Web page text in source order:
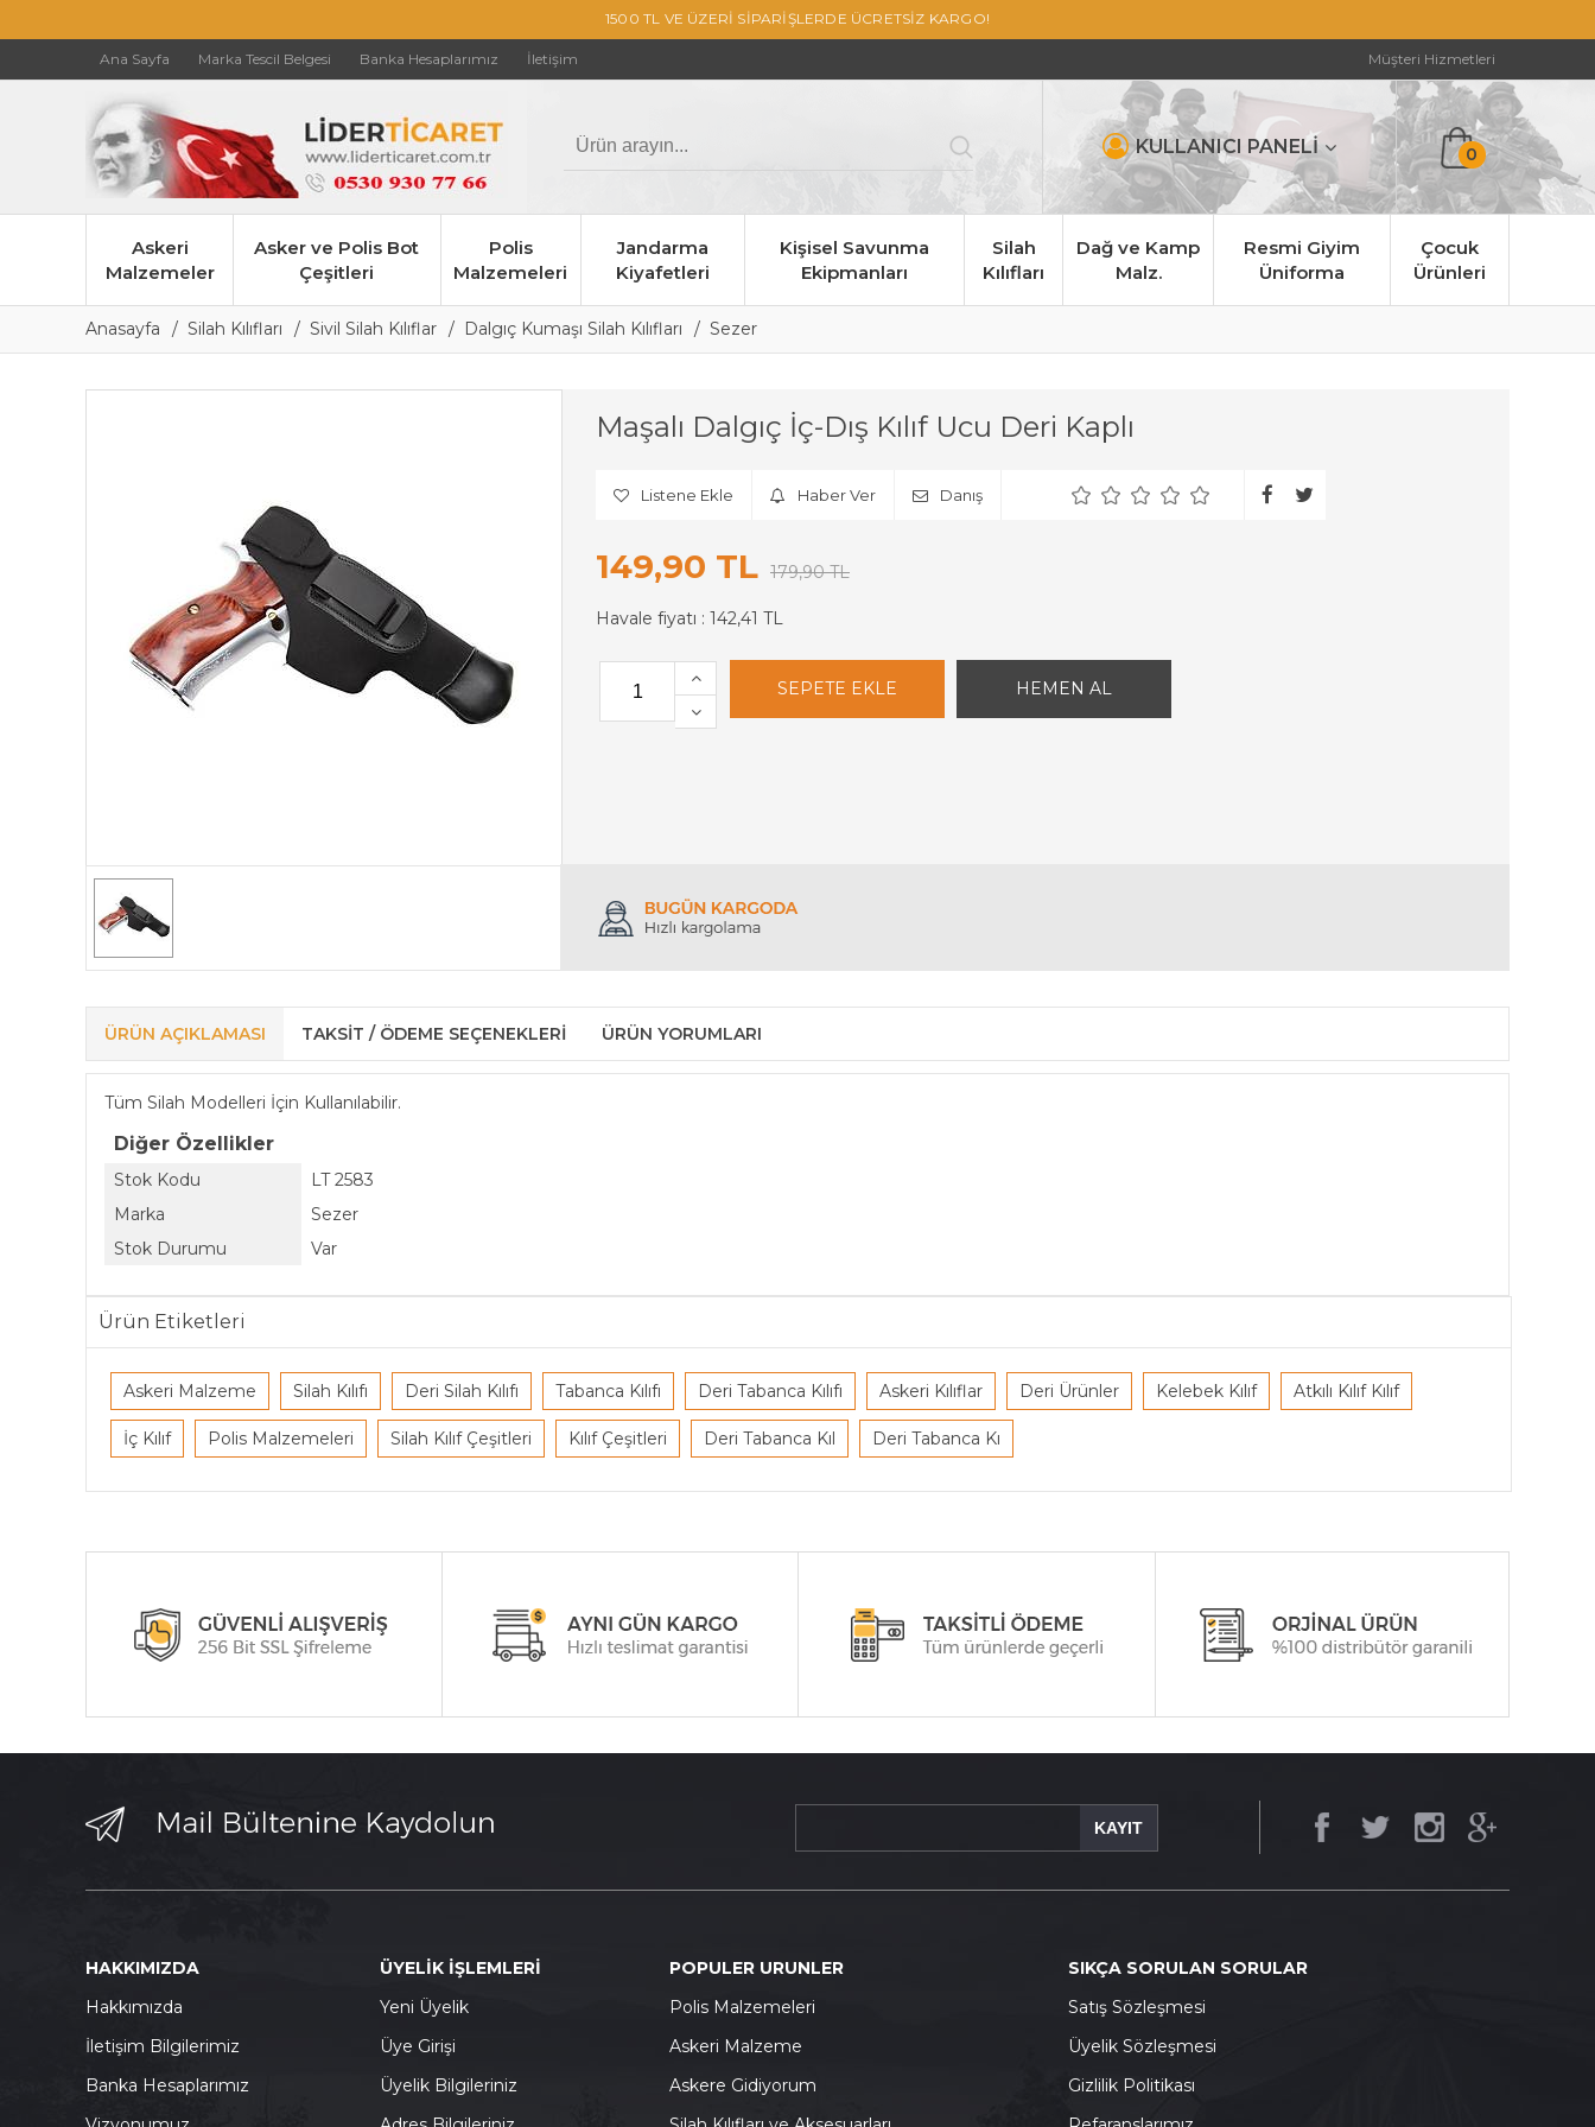
1500 TL VE ÜZERİ SİPARİŞLERDE ÜCRETSİZ KARGO!
Ana Sayfa Marka Tescil Belgesi Banka Hesaplarımız İletişim Müşteri Hizmetleri
KULLANICI PANELİ 0
Askeri
Malzemeler
Asker ve Polis Bot
Çeşitleri
Polis
Malzemeleri
Jandarma
Kiyafetleri
Kişisel Savunma
Ekipmanları
Silah
Kılıfları
Dağ ve Kamp
Malz.
Resmi Giyim
Üniforma
Çocuk
Ürünleri
Anasayfa Silah Kılıfları Sivil Silah Kılıflar Dalgıç Kumaşı Silah Kılıfları Sezer
Maşalı Dalgıç İç-Dış Kılıf Ucu Deri Kaplı
Listene Ekle Haber Ver Danış
149,90 TL 179,90 TL
Havale fiyatı : 142,41 TL
ÜRÜN AÇIKLAMASI TAKSIT / ÖDEME SEÇENEKLERI ÜRÜN YORUMLARI
Tüm Silah Modelleri İçin Kullanılabilir.
Diğer Özellikler
Stok Kodu
LT 2583
Marka
Sezer
Stok Durumu
Var
Ürün Etiketleri
Askeri Malzeme Silah Kılıfı Deri Silah Kılıfı Tabanca Kılıfı Deri Tabanca Kılıfı Askeri Kılıflar Deri Ürünler Kelebek Kılıf Atkılı Kılıf Kılıf
İç Kılıf Polis Malzemeleri Silah Kılıf Çeşitleri Kılıf Çeşitleri Deri Tabanca Kıl Deri Tabanca Kı
KAYIT
HAKKIMIZDA ÜYELİK İŞLEMLERİ POPULER URUNLER
SIKÇA SORULAN SORULAR
Hakkımızda
Yeni Üyelik Polis Malzemeleri Satış Sözleşmesi
İletişim Bilgilerimiz
Üye Girişi Askeri Malzeme Üyelik Sözleşmesi
Banka Hesaplarımız
Üyelik Bilgileriniz Askere Gidiyorum Gizlilik Politikası